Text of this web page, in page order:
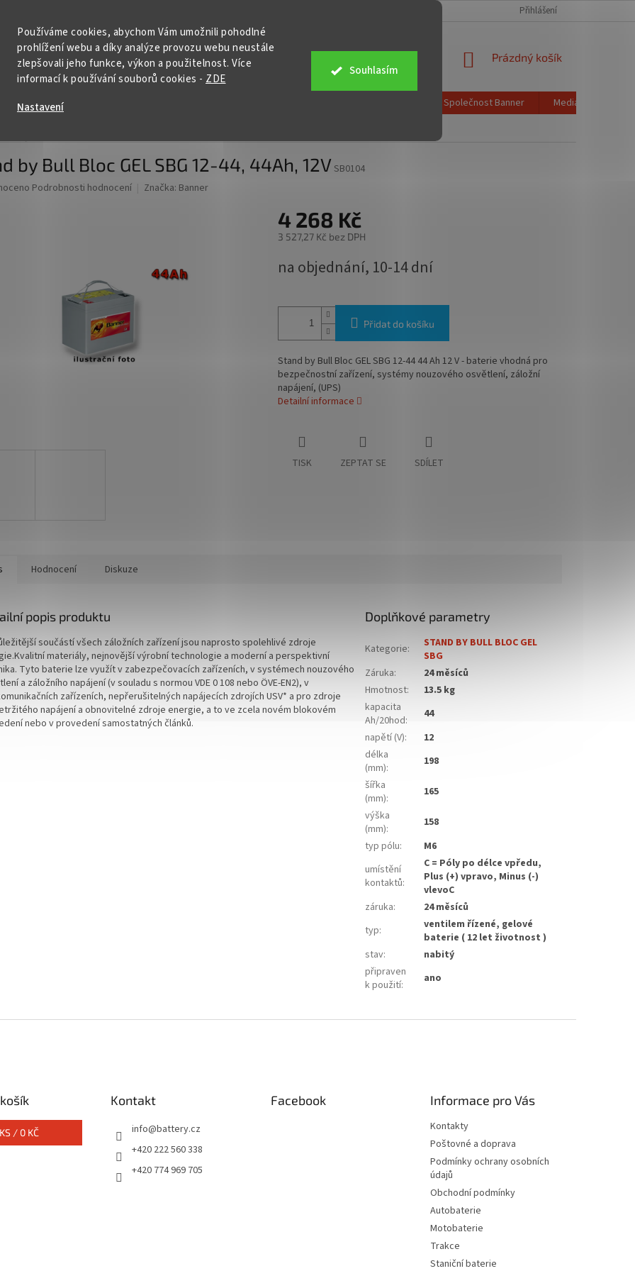
Používáme cookies, abychom Vám umožnili pohodlné
prohlížení webu a díky analýze provozu webu neustále
zlepšovali jeho funkce, výkon a použitelnost. Více
informací k používání souborů cookies - ZDE
Nastavení
Souhlasím
ZPĚTNÝ ODBĚR
Přihlášení
HLEDAT
NÁKUPNÍ
Prázdný košík
baterie Společnost Banner Media info
by Bull Bloc GEL SBG 12-44, 44Ah, 12V SB0104
Podrobnosti hodnocení Značka: Banner
4 268 Kč
3 527,27 Kč bez DPH
cena:
na objednání, 10-14 dní
Přidat do košíku
Stand by Bull Bloc GEL SBG 12-44 44 Ah 12 V - baterie vhodná pro
bezpečnostní zařízení, systémy nouzového osvětlení, záložní
napájení, (UPS)
Detailní informace
TISK ZEPTAT SE SDÍLET
Hodnocení Diskuze
popis produktu
součástí všech záložních zařízení jsou naprosto spolehlivé zdroje
materiály, nejnovější výrobní technologie a moderní a perspektivní
Tyto baterie lze využít v zabezpečovacích zařízeních, v systémech nouzového
a záložního napájení (v souladu s normou VDE 0 108 nebo ÖVE-EN2), v
zařízeních, nepřerušitelných napájecích zdrojích USV* a pro zdroje
napájení a obnovitelné zdroje energie, a to ve zcela novém blokovém
nebo v provedení samostatných článků.
Doplňkové parametry
Kategorie:
STAND BY BULL BLOC GEL
SBG
Záruka:
24 měsíců
Hmotnost:
13.5 kg
kapacita
Ah/20hod:
44
napětí (V):
12
délka
(mm):
198
šířka
(mm):
165
výška
(mm):
158
typ pólu:
M6
umístění
kontaktů:
C = Póly po délce vpředu,
Plus (+) vpravo, Minus (-)
vlevoC
záruka:
24 měsíců
typ:
ventilem řízené, gelové
baterie ( 12 let životnost )
stav:
nabitý
připraven
k použití: ano
/ 0 KČ
Kontakt
info@battery.cz
+420 222 560 338
+420 774 969 705
Facebook Informace pro Vás
Kontakty
Poštovné a doprava
Podmínky ochrany osobních
údajů
Obchodní podmínky
Autobaterie
Motobaterie
Trakce
Staniční baterie